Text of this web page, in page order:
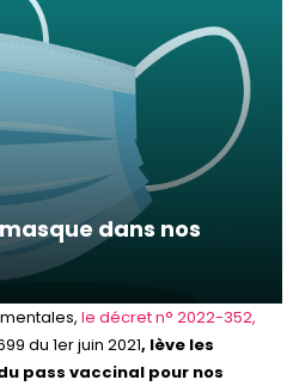
dans nos
le décret n° 2022-352,
du 1er juin 2021, lève les
pass vaccinal pour nos